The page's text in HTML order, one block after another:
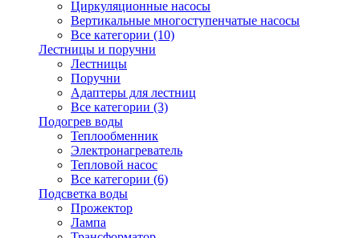
Циркуляционные насосы
Вертикальные многоступенчатые насосы
Все категории (10)
Лестницы и поручни
Лестницы
Поручни
Адаптеры для лестниц
Все категории (3)
Подогрев воды
Теплообменник
Электронагреватель
Тепловой насос
Все категории (6)
Подсветка воды
Прожектор
Лампа